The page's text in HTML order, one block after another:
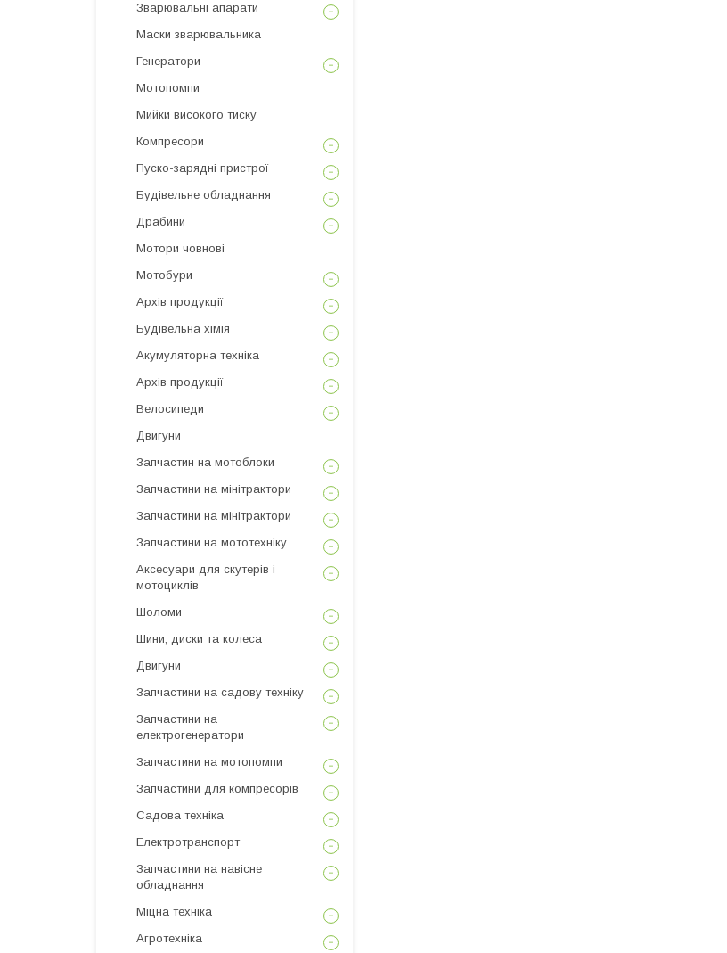
Зварювальні апарати
Маски зварювальника
Генератори
Мотопомпи
Мийки високого тиску
Компресори
Пуско-зарядні пристрої
Будівельне обладнання
Драбини
Мотори човнові
Мотобури
Архів продукції
Будівельна хімія
Акумуляторна техніка
Архів продукції
Велосипеди
Двигуни
Запчастин на мотоблоки
Запчастини на мінітрактори
Запчастини на мінітрактори
Запчастини на мототехніку
Аксесуари для скутерів і
мотоциклів
Шоломи
Шини, диски та колеса
Двигуни
Запчастини на садову техніку
Запчастини на
електрогенератори
Запчастини на мотопомпи
Запчастини для компресорів
Садова техніка
Електротранспорт
Запчастини на навісне
обладнання
Міцна техніка
Агротехніка